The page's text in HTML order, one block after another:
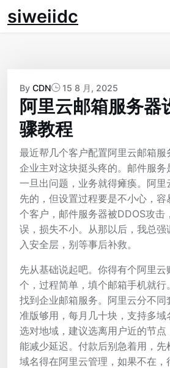
Skip
tosiweiidc
By CDN 15 8 月, 2025
阿里云邮箱服务器
骤教程
最近帮几个客户配置阿里云邮箱
企业主对这块挺头疼的。邮件服务
一旦出问题，业务就得瘫痪。阿里
先的，但设置过程要是不小心，
个客户，邮件服务器被DDOS攻击
误，损失不小。从那以后，我总强
入安全层，别等事后补救。
先从基础说起吧。你得有个阿里
个，过程简单，填个邮箱手机就行
找到企业邮箱服务。阿里云分不
准版够用，每月几十块，支持多
选对地域，建议选离用户近的节点
能减少延迟。付款后别急着用，先
域名得在阿里云管理，如果不在